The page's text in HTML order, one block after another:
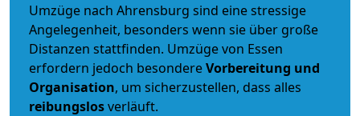
Umzüge nach Ahrensburg sind eine stressige
Angelegenheit, besonders wenn sie über große
Distanzen stattfinden. Umzüge von Essen
erfordern jedoch besondereVorbereitung und
Organisation, um sicherzustellen, dass alles
reibungslosverläuft.